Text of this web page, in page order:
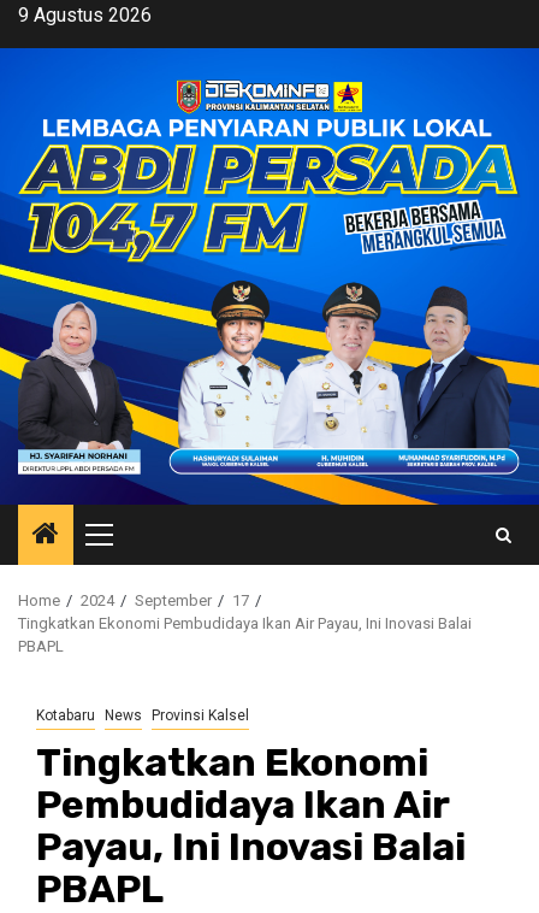
Skip9 Agustus 2026
Primary
Menu
Home 2024 September
17
Tingkatkan Ekonomi Pembudidaya Ikan Air Payau, Ini Inovasi Balai
PBAPL
Kotabaru News Provinsi Kalsel
Tingkatkan Ekonomi
Pembudidaya Ikan Air
Payau, Ini Inovasi Balai
PBAPL